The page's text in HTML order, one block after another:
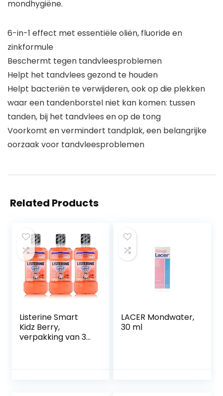
mondhygiëne.
6-in-1 effect met essentiële oliën, fluoride en
zinkformule
Beschermt tegen tandvleesproblemen
Helpt het tandvlees gezond te houden
Helpt bacteriën te verwijderen, ook op die plekken
waar een tandenborstel niet kan komen: tussen
tanden, bij het tandvlees en op de tong
Voorkomt en vermindert tandplak, een belangrijke
oorzaak voor tandvleesproblemen
Related Products
Listerine Smart
Kidz Berry,
verpakking van 3
LACER Mondwater,
30 ml